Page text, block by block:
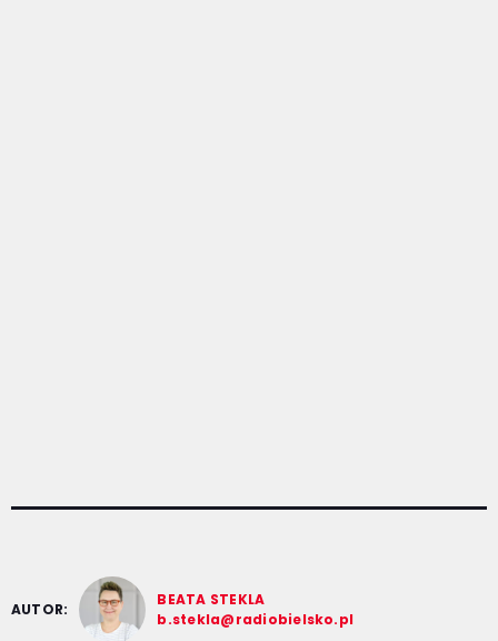
AUTOR:
BEATA STEKLA
b.stekla@radiobielsko.pl